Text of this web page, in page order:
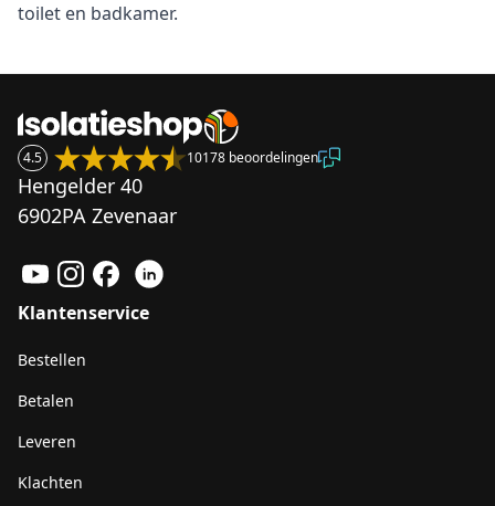
toilet en badkamer.
4.5 10178 beoordelingen
Hengelder 40
6902PA Zevenaar
Klantenservice
Bestellen
Betalen
Leveren
Klachten